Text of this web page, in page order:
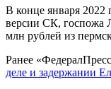
В конце января 2022
версии СК, госпожа
млн рублей из
Ранее
деле и задержании